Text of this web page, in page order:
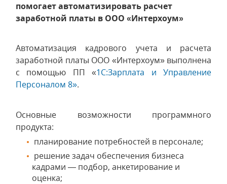
помогает автоматизировать расчет
заработной платы в ООО «Интерхоум»
Автоматизация кадрового учета и расчета
заработной платы ООО «Интерхоум» выполнена
с помощью ПП «1С:Зарплата и Управление
Персоналом 8».
Основные возможности программного
продукта:
планирование потребностей в персонале;
решение задач обеспечения бизнеса
кадрами — подбор, анкетирование и
оценка;